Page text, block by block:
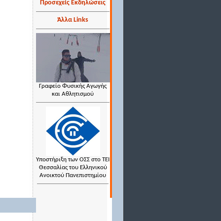
Προσεχείς Εκδηλώσεις
Άλλα Links
Γραφείο Φυσικής Αγωγής
και Αθλητισμού
Υποστήριξη των ΟΣΣ στο ΤΕΙ
Θεσσαλίας του Ελληνικού
Ανοικτού Πανεπιστημίου